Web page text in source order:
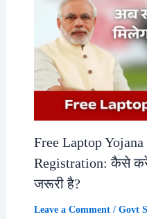
Free Laptop
Registration: कैसे
जरूरी है?
Leave a Comment / Govt